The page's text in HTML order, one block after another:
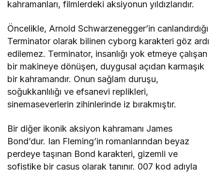
kahramanları, filmlerdeki aksiyonun yıldızlarıdır.
Öncelikle, Arnold Schwarzenegger’in canlandırdığı
Terminator olarak bilinen cyborg karakteri göz ardı
edilemez. Terminator, insanlığı yok etmeye çalışan
bir makineye dönüşen, duygusal açıdan karmaşık
bir kahramandır. Onun sağlam duruşu,
soğukkanlılığı ve efsanevi replikleri,
sinemaseverlerin zihinlerinde iz bırakmıştır.
Bir diğer ikonik aksiyon kahramanı James
Bond’dur. Ian Fleming’in romanlarından beyaz
perdeye taşınan Bond karakteri, gizemli ve
sofistike bir casus olarak tanınır. 007 kod adıyla